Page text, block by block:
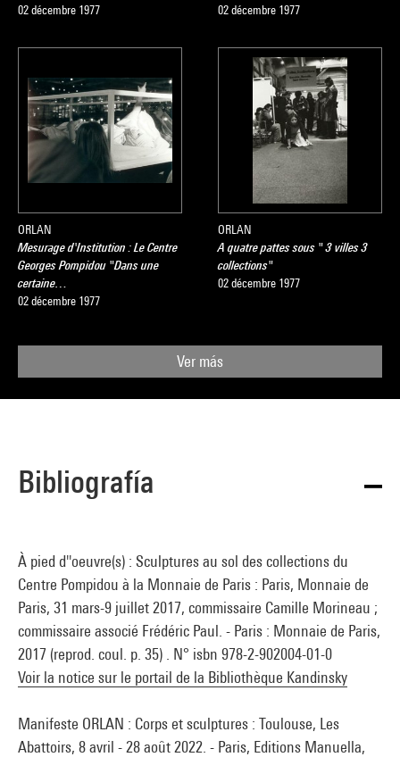
02 décembre 1977
02 décembre 1977
ORLAN
Mesurage d'Institution : Le Centre
Georges Pompidou "Dans une
certaine…
02 décembre 1977
ORLAN
A quatre pattes sous " 3 villes 3
collections"
02 décembre 1977
Ver más
Bibliografía
À pied d''oeuvre(s) : Sculptures au sol des collections du
Centre Pompidou à la Monnaie de Paris : Paris, Monnaie de
Paris, 31 mars-9 juillet 2017, commissaire Camille Morineau ;
commissaire associé Frédéric Paul. - Paris : Monnaie de Paris,
2017 (reprod. coul. p. 35) . N° isbn 978-2-902004-01-0
Voir la notice sur le portail de la Bibliothèque Kandinsky
Manifeste ORLAN : Corps et sculptures : Toulouse, Les
Abattoirs, 8 avril - 28 août 2022. - Paris, Editions Manuella,